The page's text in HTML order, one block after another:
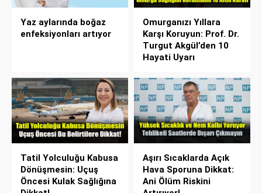
Yaz aylarında boğaz
enfeksiyonları artıyor
Omurganızı Yıllara
Karşı Koruyun: Prof. Dr.
Turgut Akgül’den 10
Hayati Uyarı
Tatil Yolculuğu Kabusa
Dönüşmesin: Uçuş
Öncesi Kulak Sağlığına
Aşırı Sıcaklarda Açık
Hava Sporuna Dikkat:
Ani Ölüm Riskini